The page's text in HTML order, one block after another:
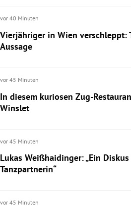
Untermenü
Untermenü
Untermenü
Untermenü
Untermenü
vor 40 Minuten
Vierjähriger in Wien verschleppt:
Aussage
vor 45 Minuten
In diesem kuriosen Zug-
Winslet
vor 45 Minuten
Lukas Weißhaidinger: „Ein
Tanzpartnerin“
vor 45 Minuten